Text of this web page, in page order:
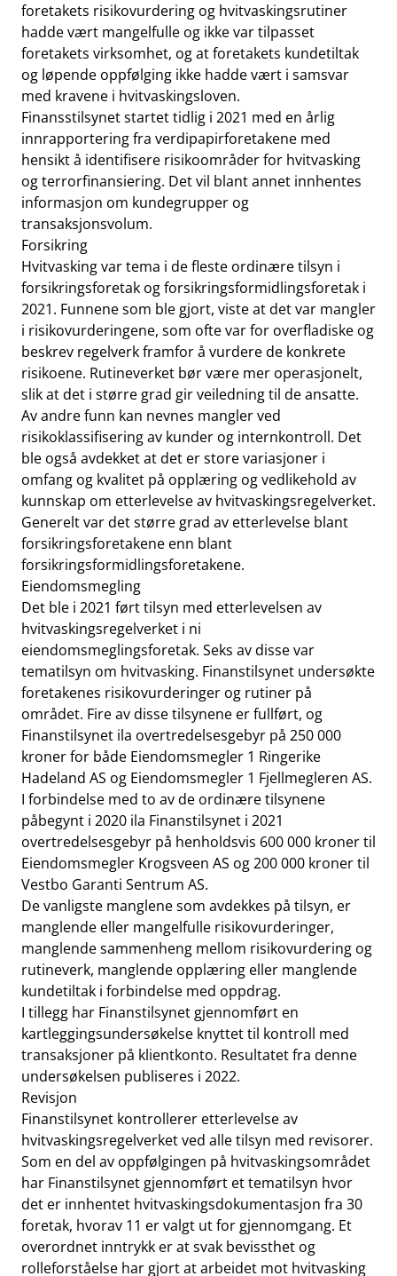
foretakets risikovurdering og hvitvaskingsrutiner
hadde vært mangelfulle og ikke var tilpasset
foretakets virksomhet, og at foretakets kundetiltak
og løpende oppfølging ikke hadde vært i samsvar
med kravene i hvitvaskingsloven.
Finansstilsynet startet tidlig i 2021 med en årlig
innrapportering fra verdipapirforetakene med
hensikt å identifisere risikoområder for hvitvasking
og terrorfinansiering. Det vil blant annet innhentes
informasjon om kundegrupper og
transaksjonsvolum.
Forsikring
Hvitvasking var tema i de fleste ordinære tilsyn i
forsikringsforetak og forsikringsformidlingsforetak i
2021. Funnene som ble gjort, viste at det var mangler
i risikovurderingene, som ofte var for overfladiske og
beskrev regelverk framfor å vurdere de konkrete
risikoene. Rutineverket bør være mer operasjonelt,
slik at det i større grad gir veiledning til de ansatte.
Av andre funn kan nevnes mangler ved
risikoklassifisering av kunder og internkontroll. Det
ble også avdekket at det er store variasjoner i
omfang og kvalitet på opplæring og vedlikehold av
kunnskap om etterlevelse av hvitvaskingsregelverket.
Generelt var det større grad av etterlevelse blant
forsikringsforetakene enn blant
forsikringsformidlingsforetakene.
Eiendomsmegling
Det ble i 2021 ført tilsyn med etterlevelsen av
hvitvaskingsregelverket i ni
eiendomsmeglingsforetak. Seks av disse var
tematilsyn om hvitvasking. Finanstilsynet undersøkte
foretakenes risikovurderinger og rutiner på
området. Fire av disse tilsynene er fullført, og
Finanstilsynet ila overtredelsesgebyr på 250 000
kroner for både Eiendomsmegler 1 Ringerike
Hadeland AS og Eiendomsmegler 1 Fjellmegleren AS.
I forbindelse med to av de ordinære tilsynene
påbegynt i 2020 ila Finanstilsynet i 2021
overtredelsesgebyr på henholdsvis 600 000 kroner til
Eiendomsmegler Krogsveen AS og 200 000 kroner til
Vestbo Garanti Sentrum AS.
De vanligste manglene som avdekkes på tilsyn, er
manglende eller mangelfulle risikovurderinger,
manglende sammenheng mellom risikovurdering og
rutineverk, manglende opplæring eller manglende
kundetiltak i forbindelse med oppdrag.
I tillegg har Finanstilsynet gjennomført en
kartleggingsundersøkelse knyttet til kontroll med
transaksjoner på klientkonto. Resultatet fra denne
undersøkelsen publiseres i 2022.
Revisjon
Finanstilsynet kontrollerer etterlevelse av
hvitvaskingsregelverket ved alle tilsyn med revisorer.
Som en del av oppfølgingen på hvitvaskingsområdet
har Finanstilsynet gjennomført et tematilsyn hvor
det er innhentet hvitvaskingsdokumentasjon fra 30
foretak, hvorav 11 er valgt ut for gjennomgang. Et
overordnet inntrykk er at svak bevissthet og
rolleforståelse har gjort at arbeidet mot hvitvasking